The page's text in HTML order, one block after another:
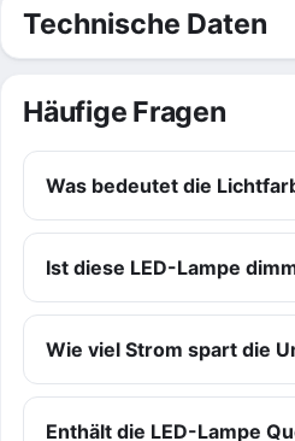
Technische Daten
Häufige Fragen
Was bedeutet die
Ist diese LED-Lampe
Wie viel Strom spart die
Enthält die LED-Lampe